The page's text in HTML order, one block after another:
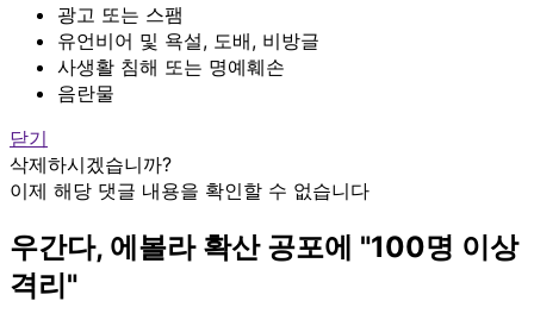
광고 또는 스팸
유언비어 및 욕설, 도배, 비방글
사생활 침해 또는 명예훼손
음란물
닫기
삭제하시겠습니까?
이제 해당 댓글 내용을 확인할 수 없습니다
우간다, 에볼라 확산 공포에 "100명 이상
격리"